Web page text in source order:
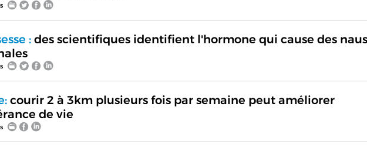
:des scientifiques identifient l'hormone qui cause des
courir 2 à 3km plusieurs fois par semaine peut améliorer
de vie